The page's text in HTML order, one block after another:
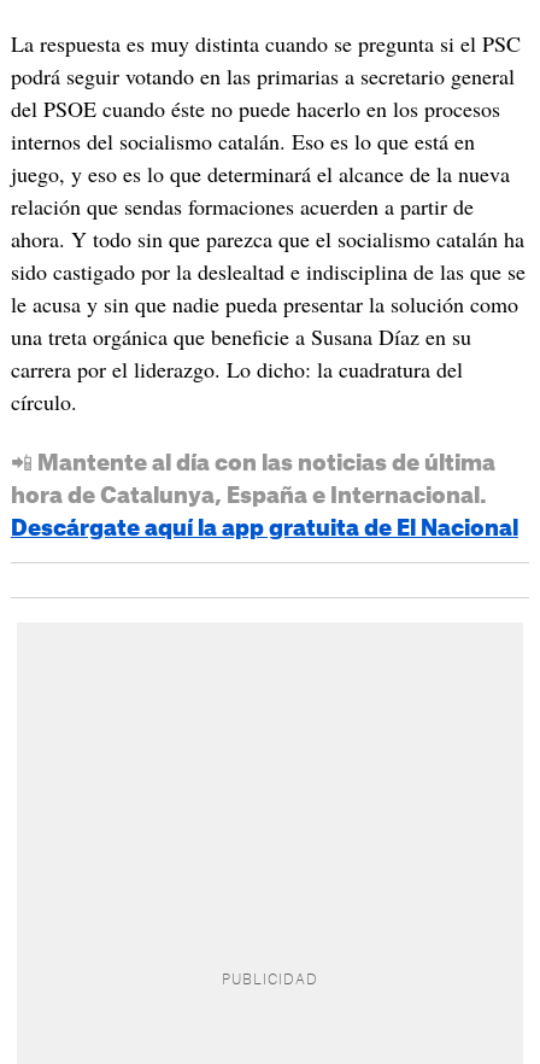
La respuesta es muy distinta cuando se pregunta si el PSC
podrá seguir votando en las primarias a secretario general
del PSOE cuando éste no puede hacerlo en los procesos
internos del socialismo catalán. Eso es lo que está en
juego, y eso es lo que determinará el alcance de la nueva
relación que sendas formaciones acuerden a partir de
ahora. Y todo sin que parezca que el socialismo catalán ha
sido castigado por la deslealtad e indisciplina de las que se
le acusa y sin que nadie pueda presentar la solución como
una treta orgánica que beneficie a Susana Díaz en su
carrera por el liderazgo. Lo dicho: la cuadratura del
círculo.
📲 Mantente al día con las noticias de última
hora de Catalunya, España e Internacional.
Descárgate aquí la app gratuita de El Nacional